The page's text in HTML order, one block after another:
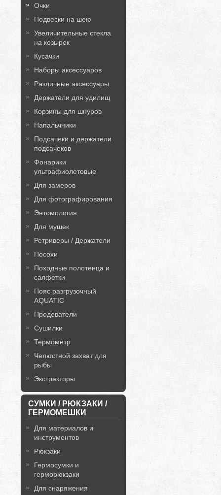
Очки
Подвески на шею
Увеличительные стекла
на козырек
Кусачки
Наборы аксессуаров
Различные аксессуары
Держатели для удилищ
Корзины для шнуров
Напальчники
Подсачеки и держатели
подсачеков
Фонарики
ультрафиолетовые
Для замеров
Для фотографирования
Энтомология
Для мушек
Ретриверы / Держатели
Посохи
Походные полотенца и
салфетки
Пояс разгрузочный
AQUATIC
Продеватели
Сушилки
Термометр
Челюстной захват для
рыбы
Экстракторы
СУМКИ / РЮКЗАКИ /
ГЕРМОМЕШКИ
Для материалов и
инструментов
Рюкзаки
Гермосумки и
герморюкзаки
Для снаряжения